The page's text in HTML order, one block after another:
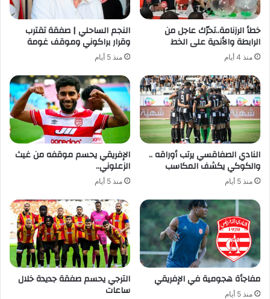
خطأ الرزنامة..تحرّك عاجل من
الرابطة والأندية على الخط
منذ 4 أيام
النجم الساحلي | صفقة تقترب
وقرار براكوني وموقف غومة
منذ 5 أيام
النادي الصفاقسي يرتب أوراقه ..
والكوكي يكشف المكاسب
منذ 5 أيام
الإفريقي يحسم موقفه من غيث
الزعلوني..
منذ 5 أيام
مفاجأة هجومية في الإفريقي
منذ 5 أيام
الترجي يحسم صفقة جديدة خلال
ساعات